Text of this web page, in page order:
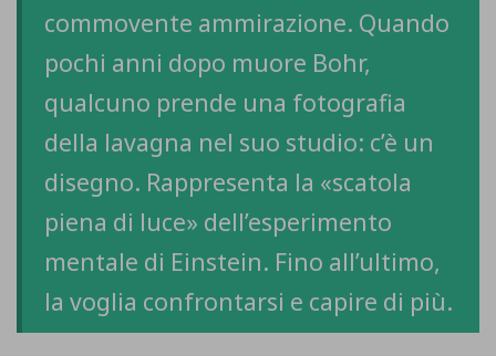
commovente ammirazione. Quando
pochi anni dopo muore Bohr,
qualcuno prende una fotografia
della lavagna nel suo studio: c’è un
disegno. Rappresenta la «scatola
piena di luce» dell’esperimento
mentale di Einstein. Fino all’ultimo,
la voglia confrontarsi e capire di più.